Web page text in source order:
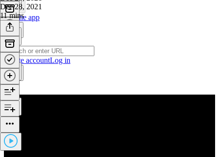
Get the app
Create accountLog in
Dec 28, 2021
11 mins